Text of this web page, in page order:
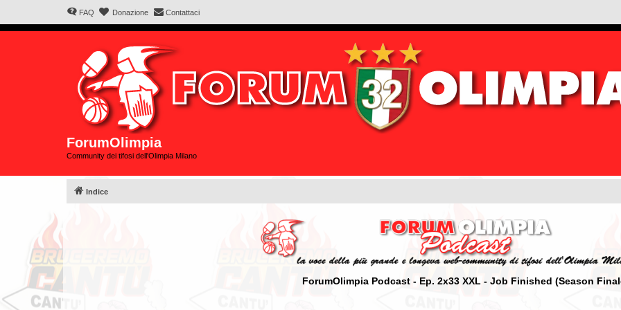
FAQ Donazione Contattaci
ForumOlimpia
Community dei tifosi dell'Olimpia Milano
Indice
ForumOlimpia Podcast - Ep. 2x33 XXL - Job Finished (Season